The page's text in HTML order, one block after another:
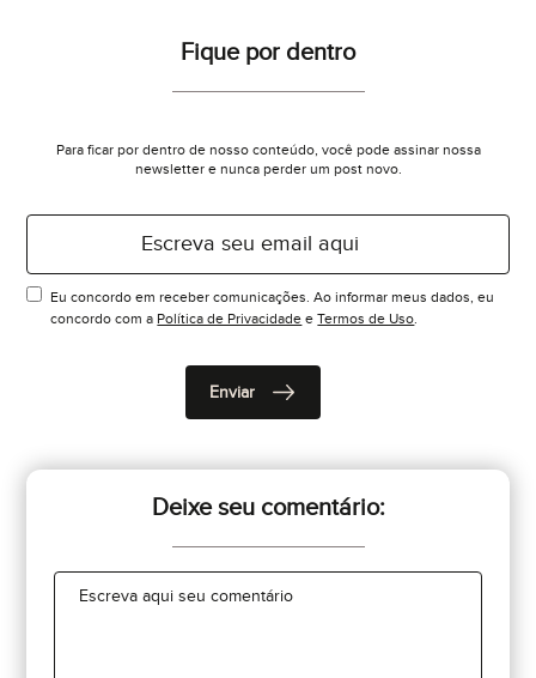
Fique por dentro
Para ficar por dentro de nosso conteúdo, você pode assinar nossa
newsletter e nunca perder um post novo.
Eu concordo em receber comunicações. Ao informar meus dados, eu
concordo com a Política de Privacidade eTermos de Uso
Deixe seu comentário: